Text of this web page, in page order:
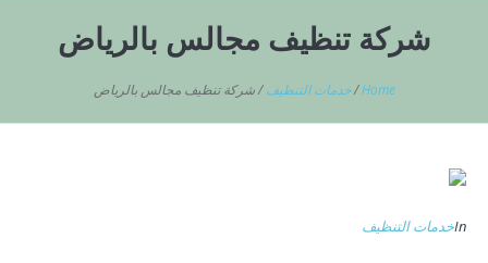
شركة تنظيف مجالس بالرياض
Home
/خدمات التنظيف /شركة تنظيف مجالس بالرياض
Inخدمات التنظيف